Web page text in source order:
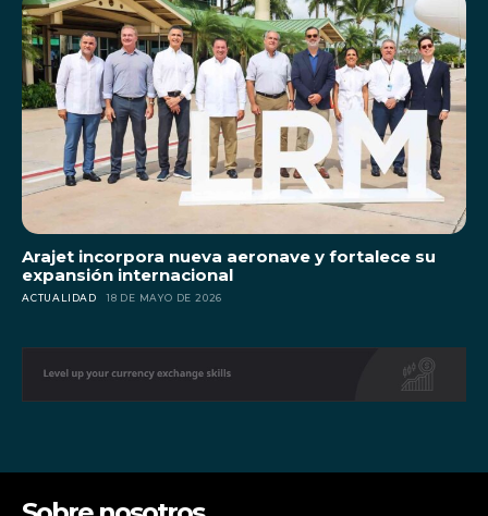
Arajet incorpora nueva aeronave y fortalece su
expansión internacional
ACTUALIDAD 18 DE MAYO DE 2026